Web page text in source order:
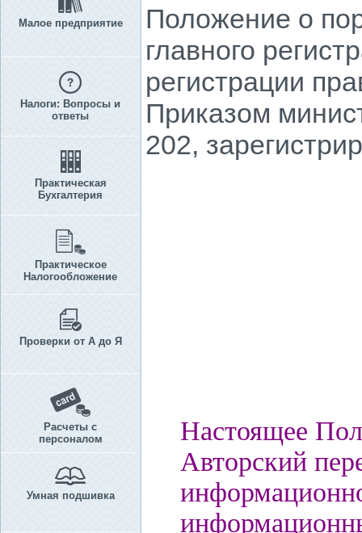
Малое предприятие
Налоги: Вопросы и
ответы
Практическая
Бухгалтерия
Практическое
Налогообложение
Проверки от А до Я
Расчеты с
персоналом
Умная подшивка
Положение о
главного
регистрации
Приказом
202,
Настоящее
Авторский